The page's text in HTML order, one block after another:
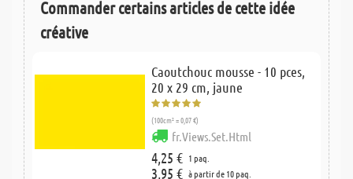
Commander certains articles de cette idée
créative
Caoutchouc mousse - 10 pces,
20 x 29 cm, jaune
(100cm² = 0,07 €)
fr.Views.Set.Html
4,25 € 1 paq.
3,95 € à partir de 10 paq.